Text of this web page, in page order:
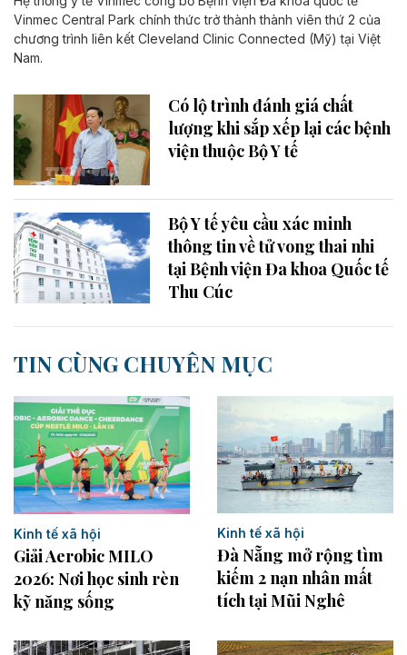
Vinmec Central Park chính thức trở thành thành viên thứ 2 của
chương trình liên kết Cleveland Clinic Connected (Mỹ) tại Việt
Nam.
Có lộ trình đánh giá chất
lượng khi sắp xếp lại các bệnh
viện thuộc Bộ Y tế
Bộ Y tế yêu cầu xác minh
thông tin về tử vong thai nhi
tại Bệnh viện Đa khoa Quốc tế
Thu Cúc
TIN CÙNG CHUYÊN MỤC
Kinh tế xã hội
Giải Aerobic MILO
2026: Nơi học sinh rèn
kỹ năng sống
Kinh tế xã hội
Đà Nẵng mở rộng tìm
kiếm 2 nạn nhân mất
tích tại Mũi Nghê